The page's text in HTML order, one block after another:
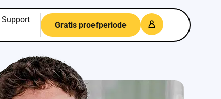
Support
Gratis proefperiode